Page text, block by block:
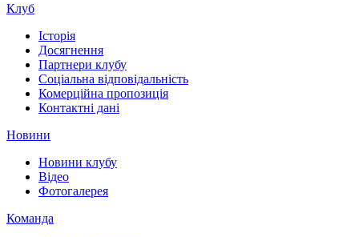
Клуб
Історія
Досягнення
Партнери клубу
Соціальна відповідальність
Комерційна пропозиція
Контактні дані
Новини
Новини клубу
Відео
Фотогалерея
Команда